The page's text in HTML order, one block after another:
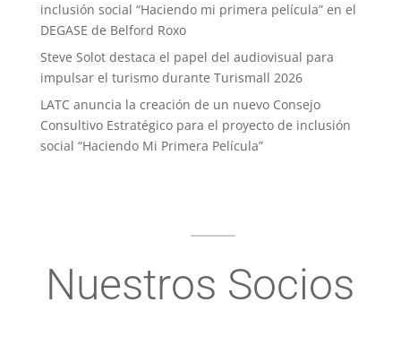
inclusión social “Haciendo mi primera película” en el
DEGASE de Belford Roxo
Steve Solot destaca el papel del audiovisual para
impulsar el turismo durante Turismall 2026
LATC anuncia la creación de un nuevo Consejo
Consultivo Estratégico para el proyecto de inclusión
social “Haciendo Mi Primera Película”
Nuestros Socios